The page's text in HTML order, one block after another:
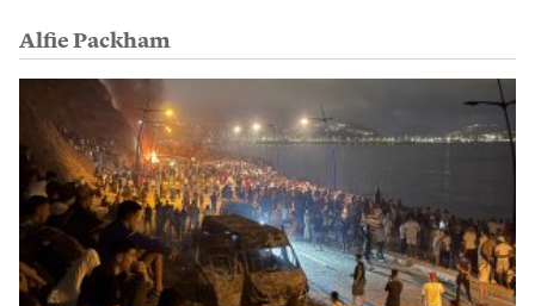
Alfie Packham